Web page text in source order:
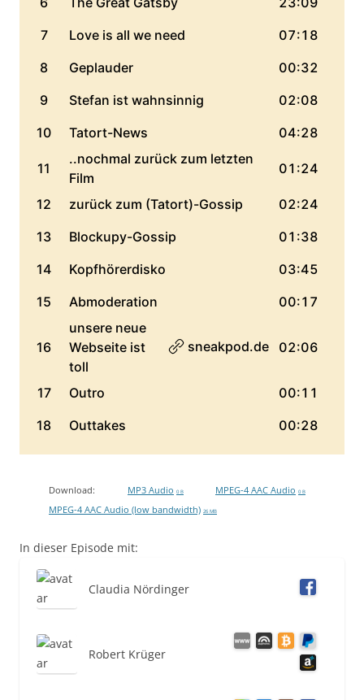
Download: MP3 Audio 0 B MPEG-4 AAC Audio 0 B
MPEG-4 AAC Audio (low bandwidth) 26 MB
In dieser Episode mit:
Claudia Nördinger
Robert Krüger